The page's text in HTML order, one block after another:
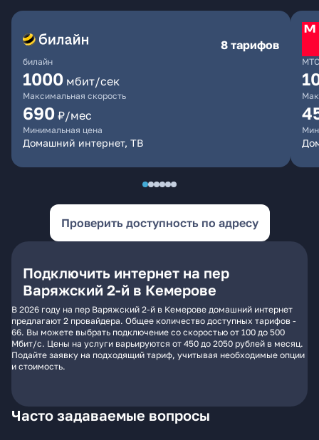
билайн
8 тарифов
1000 мбит/сек
Максимальная скорость
690 ₽/мес
Минимальная цена
Домашний интернет, ТВ
МТС
Проверить доступность по адресу
Подключить интернет на пер
Варяжский 2-й в Кемерове
В 2026 году на пер Варяжский 2-й в Кемерове домашний интернет
предлагают 2 провайдера. Общее количество доступных тарифов -
66. Вы можете выбрать подключение со скоростью от 100 до 500
Мбит/с. Цены на услуги варьируются от 450 до 2050 рублей в месяц.
Подайте заявку на подходящий тариф, учитывая необходимые опции
и стоимость.
Часто задаваемые вопросы